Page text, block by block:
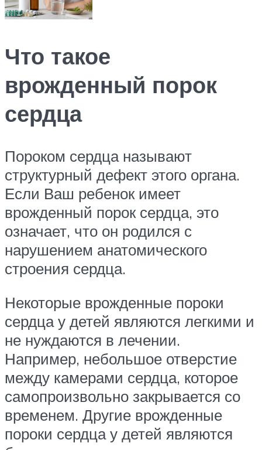
Что такое
врожденный порок
сердца
Пороком сердца называют
структурный дефект этого органа.
Если Ваш ребенок имеет
врожденный порок сердца, это
означает, что он родился с
нарушением анатомического
строения сердца.
Некоторые врожденные пороки
сердца у детей являются легкими и
не нуждаются в лечении.
Например, небольшое отверстие
между камерами сердца, которое
самопроизвольно закрывается со
временем. Другие врожденные
пороки сердца у детей являются